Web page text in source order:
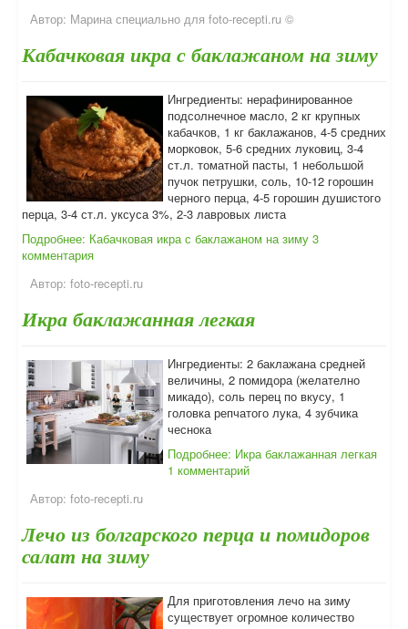
Автор: Марина специально для foto-recepti.ru ©
Кабачковая икра с баклажаном на зиму
Ингредиенты: нерафинированное
подсолнечное масло, 2 кг крупных
кабачков, 1 кг баклажанов, 4-5 средних
морковок, 5-6 средних луковиц, 3-4
ст.л. томатной пасты, 1 небольшой
пучок петрушки, соль, 10-12 горошин
черного перца, 4-5 горошин душистого
перца, 3-4 ст.л. уксуса 3%, 2-3 лавровых листа
Подробнее: Кабачковая икра с баклажаном на зиму 3
комментария
Автор: foto-recepti.ru
Икра баклажанная легкая
Ингредиенты: 2 баклажана средней
величины, 2 помидора (желателно
микадо), соль перец по вкусу, 1
головка репчатого лука, 4 зубчика
чеснока
Подробнее: Икра баклажанная легкая
1 комментарий
Автор: foto-recepti.ru
Лечо из болгарского перца и помидоров
салат на зиму
Для приготовления лечо на зиму
существует огромное количество